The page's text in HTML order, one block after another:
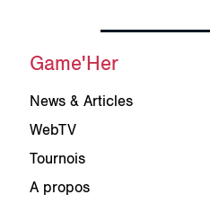
Game'Her
News & Articles
WebTV
Tournois
A propos